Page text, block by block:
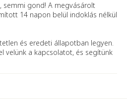
gond! A megvásárolt
14 napon belül indoklás nélkül
és eredeti állapotban legyen.
velünk a kapcsolatot, és segítünk